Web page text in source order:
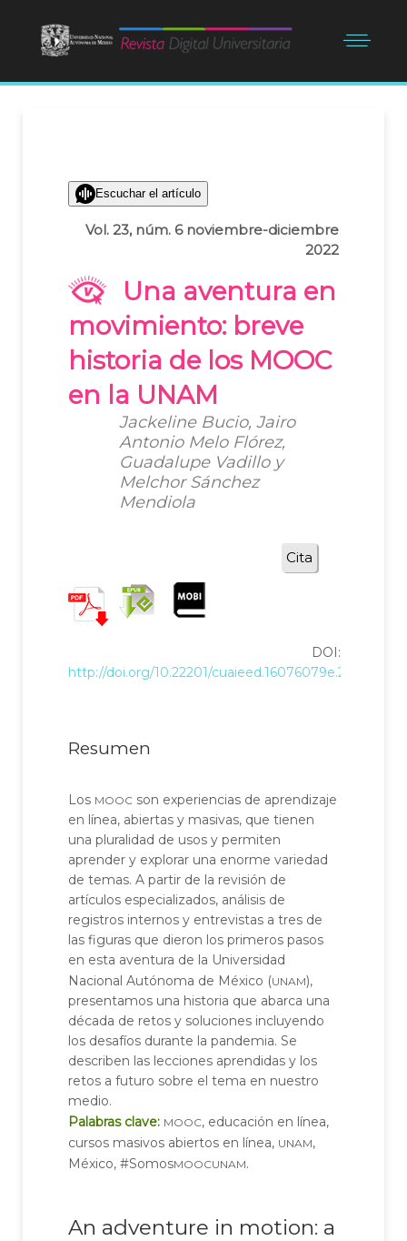
Escuchar el artículo
Vol. 23, núm. 6 noviembre-diciembre
2022
Una aventura en
movimiento: breve
historia de los MOOC
en la UNAM
Jackeline Bucio, Jairo
Antonio Melo Flórez,
Guadalupe Vadillo y
Melchor Sánchez
Mendiola
Cita
DOI:
http://doi.org/10.22201/cuaieed.16076079e.2022.23.6.7
Resumen
Los mooc son experiencias de aprendizaje
en línea, abiertas y masivas, que tienen
una pluralidad de usos y permiten
aprender y explorar una enorme variedad
de temas. A partir de la revisión de
artículos especializados, análisis de
registros internos y entrevistas a tres de
las figuras que dieron los primeros pasos
en esta aventura de la Universidad
Nacional Autónoma de México (unam),
presentamos una historia que abarca una
década de retos y soluciones incluyendo
los desafíos durante la pandemia. Se
describen las lecciones aprendidas y los
retos a futuro sobre el tema en nuestro
medio.
Palabras clave: mooc, educación en línea,
cursos masivos abiertos en línea, unam,
México, #Somosmoocunam.
An adventure in motion: a